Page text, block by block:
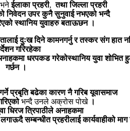
भनेईलाका प्रहरी,तथा जिल्ला प्रहरी
निवेदन उपर कुनै सुनुवाई नभएको भन्दै
स्थानिय युवाहरु बताऊछन ।
दुःख दिने कामनगर्नु र तस्कर संग हात
गरिरहेका
धरपकड गरेकोस्थानिय युवा शोभित
गर्छन ।
गर्ने प्रबृति बढेका कारण नै गरिब यूवासमाज
भन्दै उनले अक्रोस पोखे ।
धिरज त्रिपाठीले अनाहकमा
लगाऊदै सम्बन्धीत प्रहरीलाई कार्यवाहीको माग